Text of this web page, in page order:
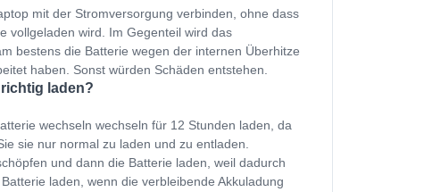
mit der Stromversorgung verbinden, ohne dass
vollgeladen wird. Im Gegenteil wird das
bestens die Batterie wegen der internen Überhitze
haben. Sonst würden Schäden entstehen.
laden?
wechseln wechseln für 12 Stunden laden, da
sie nur normal zu laden und zu entladen.
und dann die Batterie laden, weil dadurch
laden, wenn die verbleibende Akkuladung